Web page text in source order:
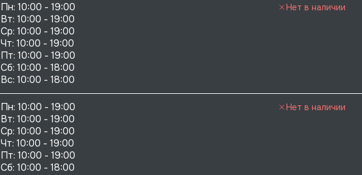
Пн: 10:00 - 19:00
Вт: 10:00 - 19:00
Ср: 10:00 - 19:00
Чт: 10:00 - 19:00
Пт: 10:00 - 19:00
Сб: 10:00 - 18:00
Нет в наличии
Пн: 10:00 - 19:00
Вт: 10:00 - 19:00
Ср: 10:00 - 19:00
Чт: 10:00 - 19:00
Пт: 10:00 - 19:00
Сб: 10:00 - 18:00
Нет в наличии